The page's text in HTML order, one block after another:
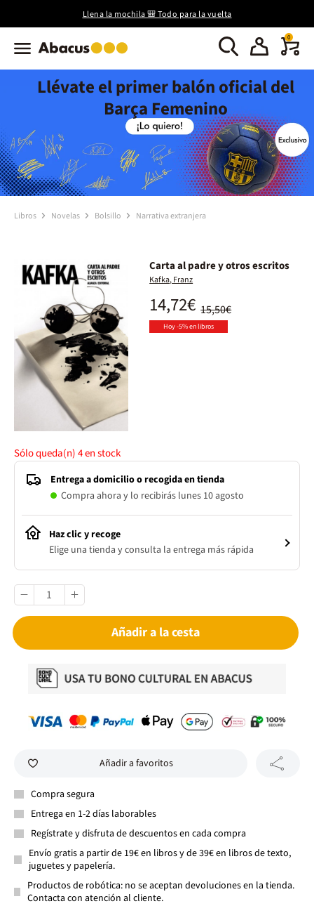
Llena la mochila 🎒 Todo para la vuelta
0
Llévate el primer balón oficial del
Barça Femenino
Libros Novelas Bolsillo Narrativa extranjera
Carta al padre y otros escritos
Kafka, Franz
15,50€
14,72€
Hoy -5% en libros
Sólo queda(n)4en stock
Entrega a domicilio o recogida en tienda
Compra ahora y lo recibirás lunes 10 agosto
Haz clic y recoge
Elige una tienda y consulta la entrega más rápida
Añadir a la cesta
Añadir a favoritos
Compra segura
Entrega en 1-2 días laborables
Regístrate y disfruta de descuentos en cada compra
Envío gratis a partir de 19€ en libros y de 39€ en libros de texto,
juguetes y papelería.
Productos de robótica: no se aceptan devoluciones en la tienda.
Contacta con atención al cliente.